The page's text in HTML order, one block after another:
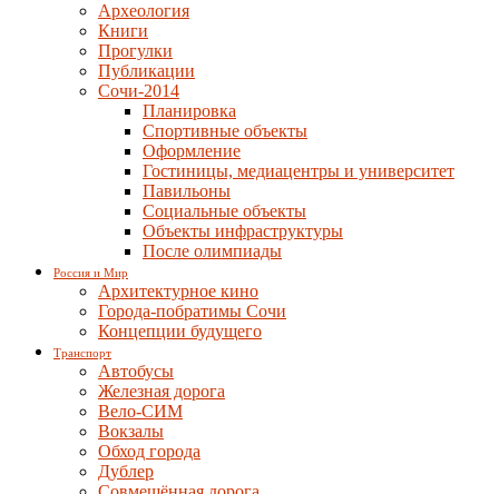
Археология
Книги
Прогулки
Публикации
Сочи-2014
Планировка
Спортивные объекты
Оформление
Гостиницы, медиацентры и университет
Павильоны
Социальные объекты
Объекты инфраструктуры
После олимпиады
Россия и Мир
Архитектурное кино
Города-побратимы Сочи
Концепции будущего
Транспорт
Автобусы
Железная дорога
Вело-СИМ
Вокзалы
Обход города
Дублер